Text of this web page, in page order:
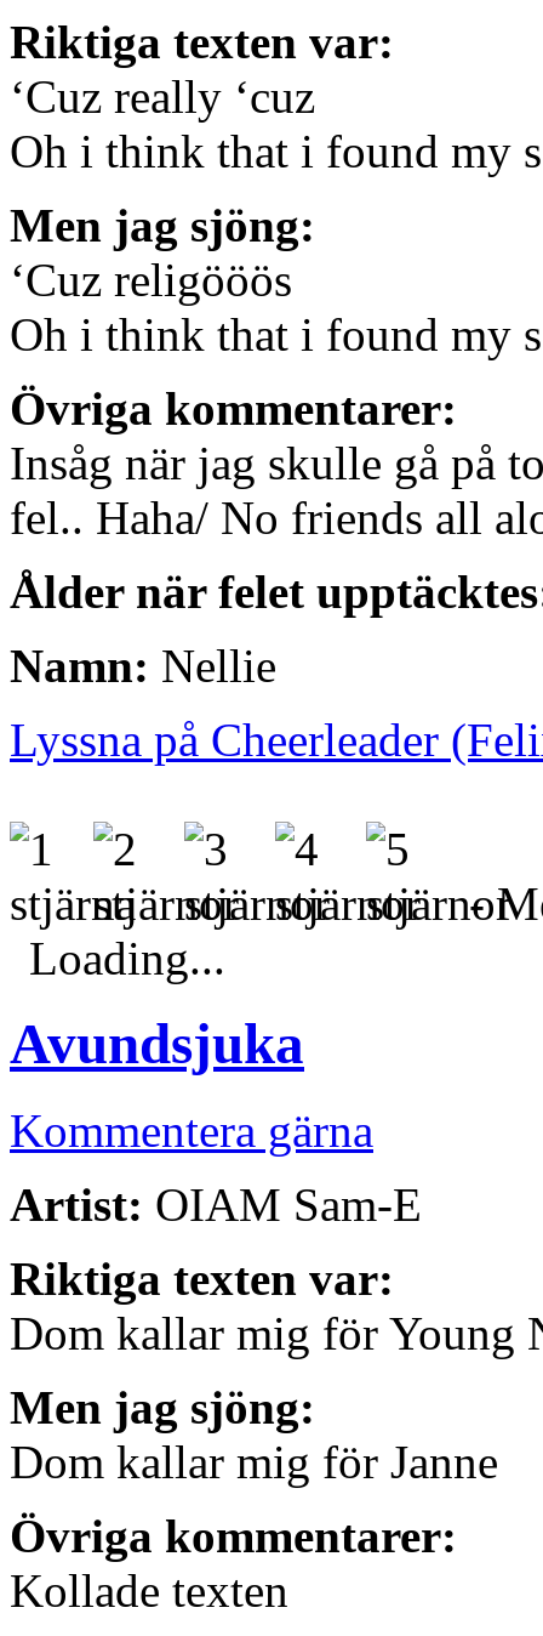
Riktiga texten var:
‘Cuz really ‘cuz
Oh i think that i found my
Men jag sjöng:
‘Cuz religööös
Oh i think that i found my
Övriga kommentarer:
Insåg när jag skulle gå på
fel.. Haha/ No friends all
Ålder när felet
Namn: Nellie
Lyssna på Cheerleader
-
Loading...
Avundsjuka
Kommentera gärna
Artist: OIAM Sam-E
Riktiga texten var:
Dom kallar mig för Young
Men jag sjöng:
Dom kallar mig för Janne
Övriga kommentarer:
Kollade texten